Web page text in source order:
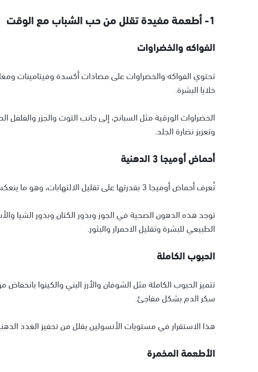
1- أطعمة مفيدة تقلل من حب الشباب مع الوقت
الفواكه والخضراوات
تحتوي الفواكه والخضراوات على مضادات أكسدة وفيتامينات
خلايا البشرة.
الخضراوات الورقية مثل السبانخ، إلى جانب التوت والجزر والفلفل
وتعزيز نضارة الجلد.
أحماض أوميجا 3 الدهنية
تُعرف أحماض أوميجا 3 بقدرتها على تقليل الالتهابات، وهو ما ينعكس إيجابًا على حب الشباب.
توجد هذه الدهون الصحية في الجوز وبذور الكتان وبذور الشيا
الطبيعي للبشرة وتقليل الاحمرار والبثور.
الحبوب الكاملة
تتميز الحبوب الكاملة مثل الشوفان والأرز البني والكينوا
سكر الدم بشكل مفاجئ.
هذا الاستقرار في مستويات الأنسولين يقلل من تحفيز الغدد
الأطعمة المخمرة